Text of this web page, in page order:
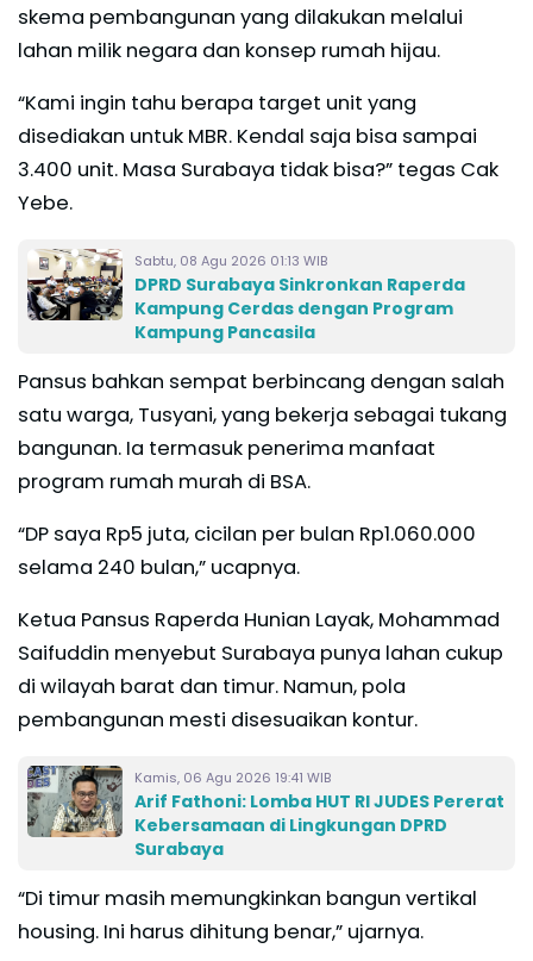
skema pembangunan yang dilakukan melalui
lahan milik negara dan konsep rumah hijau.
“Kami ingin tahu berapa target unit yang
disediakan untuk MBR. Kendal saja bisa sampai
3.400 unit. Masa Surabaya tidak bisa?” tegas Cak
Yebe.
Sabtu, 08 Agu 2026 01:13 WIB
DPRD Surabaya Sinkronkan Raperda
Kampung Cerdas dengan Program
Kampung Pancasila
Pansus bahkan sempat berbincang dengan salah
satu warga, Tusyani, yang bekerja sebagai tukang
bangunan. Ia termasuk penerima manfaat
program rumah murah di BSA.
“DP saya Rp5 juta, cicilan per bulan Rp1.060.000
selama 240 bulan,” ucapnya.
Ketua Pansus Raperda Hunian Layak, Mohammad
Saifuddin menyebut Surabaya punya lahan cukup
di wilayah barat dan timur. Namun, pola
pembangunan mesti disesuaikan kontur.
Kamis, 06 Agu 2026 19:41 WIB
Arif Fathoni: Lomba HUT RI JUDES Pererat
Kebersamaan di Lingkungan DPRD
Surabaya
“Di timur masih memungkinkan bangun vertikal
housing. Ini harus dihitung benar,” ujarnya.